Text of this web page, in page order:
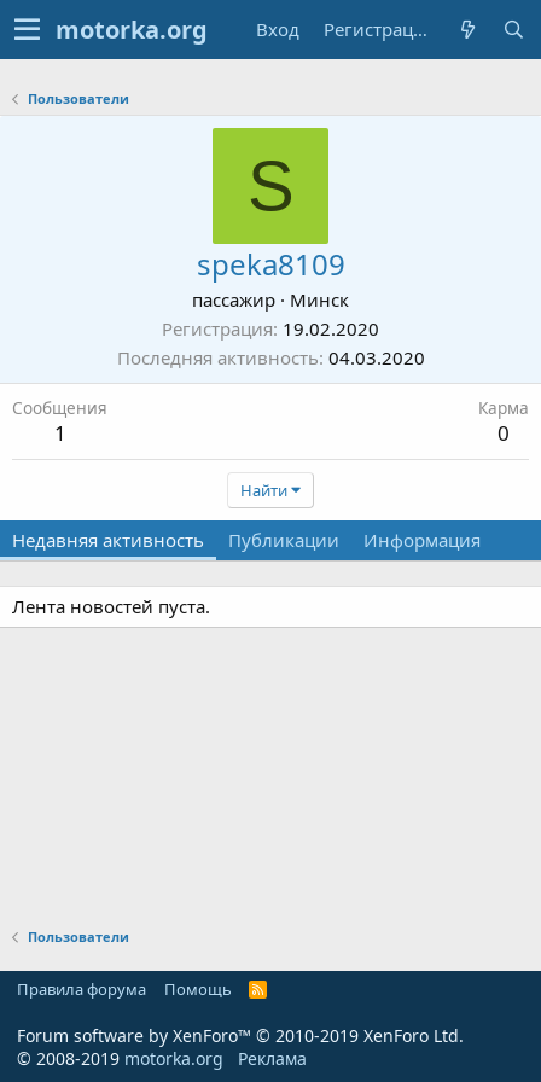
Вход Регистрация
Пользователи
S
speka8109
пассажир · Минск
Регистрация 19.02.2020
Последняя активность 04.03.2020
Сообщения
1
Карма
0
Найти
Недавняя активность Публикации Информация
Лента новостей пуста.
Пользователи
Правила форума Помощь
R
Forum software by XenForo™ © 2010-2019 XenForo Ltd.
© 2008-2019 motorka.org Реклама